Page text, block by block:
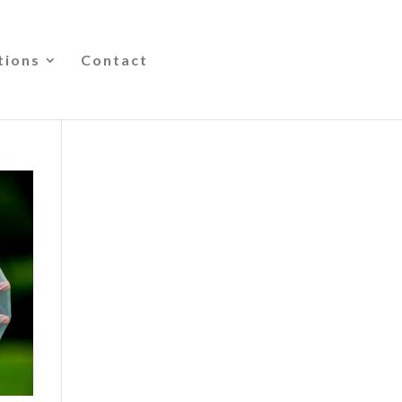
Contact